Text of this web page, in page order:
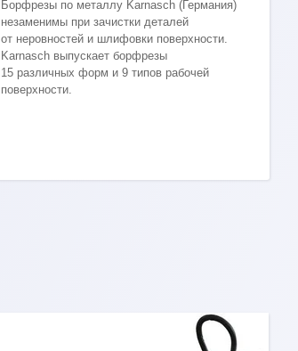
Борфрезы по металлу Karnasch (Германия)
незаменимы при зачистки деталей
от неровностей и шлифовки поверхности.
Karnasch выпускает борфрезы
15 различных форм и 9 типов рабочей
поверхности.